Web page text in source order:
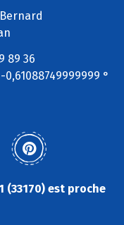
89 36
0,61088749999999 °
(33170) est proche